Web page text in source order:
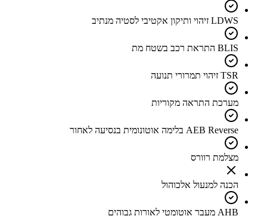
LDWS זיהוי ותיקון אקטיבי לסטיה מנתיב
BLIS התראת רכב בשטח מת
TSR זיהוי תמרורי תנועה
מערכת התראה מקוריות
AEB Reverse בלימה אוטונומית בנסיעה לאחור
מצלמת רוורס
הכנה למנעול אלכוהול
AHB מעבר אוטומטי לאורות גבוהים